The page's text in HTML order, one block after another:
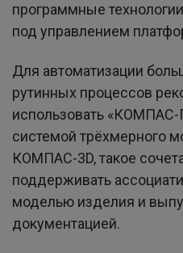
программные
под управлением
Для автоматизации
рутинных процессов
использовать «КОМПАС-
системой трёхмерного
КОМПАС-3D, такое
поддерживать
моделью изделия и
документацией.